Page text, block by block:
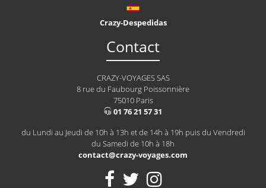
Crazy-Despedidas
Contact
CRAZY-VOYAGES SAS
8 rue du Faubourg Poissonnière
75010 Paris
01 76 21 57 31
du Lundi au Jeudi de 10h à 13h et de 14h à 19h puis du Vendredi
du Samedi de 10h à 18h
contact@crazy-voyages.com